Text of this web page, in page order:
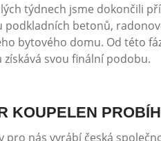
týdnech jsme dokončili
podkladních betonů,
bytového domu. Od této
získává svou finální podobu.
KOUPELEN
pro nás vyrábí česká